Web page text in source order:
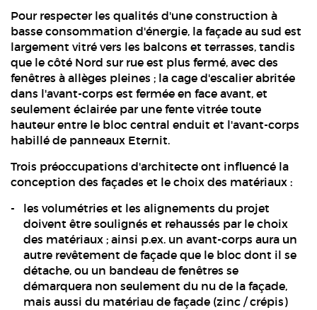
Pour respecter les qualités d'une construction à
basse consommation d'énergie, la façade au sud est
largement vitré vers les balcons et terrasses, tandis
que le côté Nord sur rue est plus fermé, avec des
fenêtres à allèges pleines ; la cage d'escalier abritée
dans l'avant-corps est fermée en face avant, et
seulement éclairée par une fente vitrée toute
hauteur entre le bloc central enduit et l'avant-corps
habillé de panneaux Eternit.
Trois préoccupations d'architecte ont influencé la
conception des façades et le choix des matériaux :
les volumétries et les alignements du projet
doivent être soulignés et rehaussés par le choix
des matériaux ; ainsi p.ex. un avant-corps aura un
autre revêtement de façade que le bloc dont il se
détache, ou un bandeau de fenêtres se
démarquera non seulement du nu de la façade,
mais aussi du matériau de façade (zinc / crépis)